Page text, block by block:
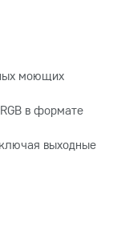
моющих
в формате
выходные